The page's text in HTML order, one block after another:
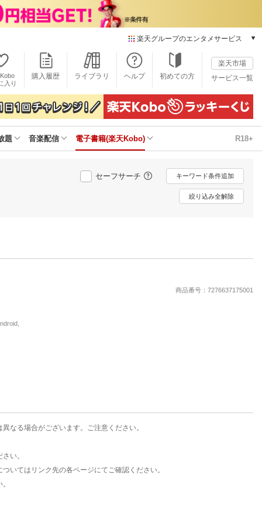
楽天グループのエンタメサービス
本/ゲーム/CD/DVD
楽天ブックス
電子書籍
楽天Kobo
雑誌読み放題
楽天ミュージック
動画配信
楽天TV
動画配信ガイド
推し楽
入り
購入履歴 ライブラリ ヘルプ 初めての方
楽天市場
サービス一覧
題 音楽配信 電子書籍(楽天Kobo) R18+
セーフサーチ キーワード条件追加
絞り込み全解除
商品番号：7276637175001
なる場合がございます。ご注意ください。
い。
いてはリンク先の各ページにてご確認ください。